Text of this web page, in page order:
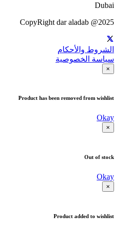
Dubai
CopyRight dar aladab @2025
الشروط والأحكام
سياسة الخصوصية
×
Product has been removed from wishlist
Okay
×
Out of stock
Okay
×
Product added to wishlist